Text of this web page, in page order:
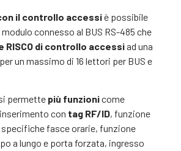
il controllo accessiè possibile
connesso al BUS RS-485 che
RISCO di controllo accessiad una
un massimo di 16 lettori per BUS e
permette più funzionicome
con tag RF/ID, funzione
fasce orarie, funzione
a lungo e porta forzata, ingresso